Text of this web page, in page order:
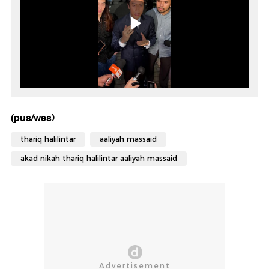
(pus/wes)
thariq halilintar aaliyah massaid
akad nikah thariq halilintar aaliyah massaid